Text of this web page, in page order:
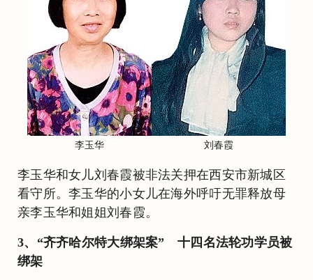
李玉华 刘春霞
李玉华和女儿刘春霞被非法关押在西安市新城区
看守所。李玉华的小女儿在海外呼吁无罪释放母
亲李玉华和姐姐刘春霞。
3、“齐齐哈尔特大绑架案” 十四名法轮功学员被
绑架